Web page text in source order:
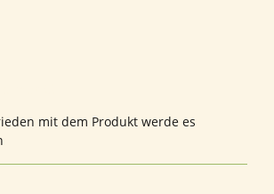
mit dem Produkt werde es